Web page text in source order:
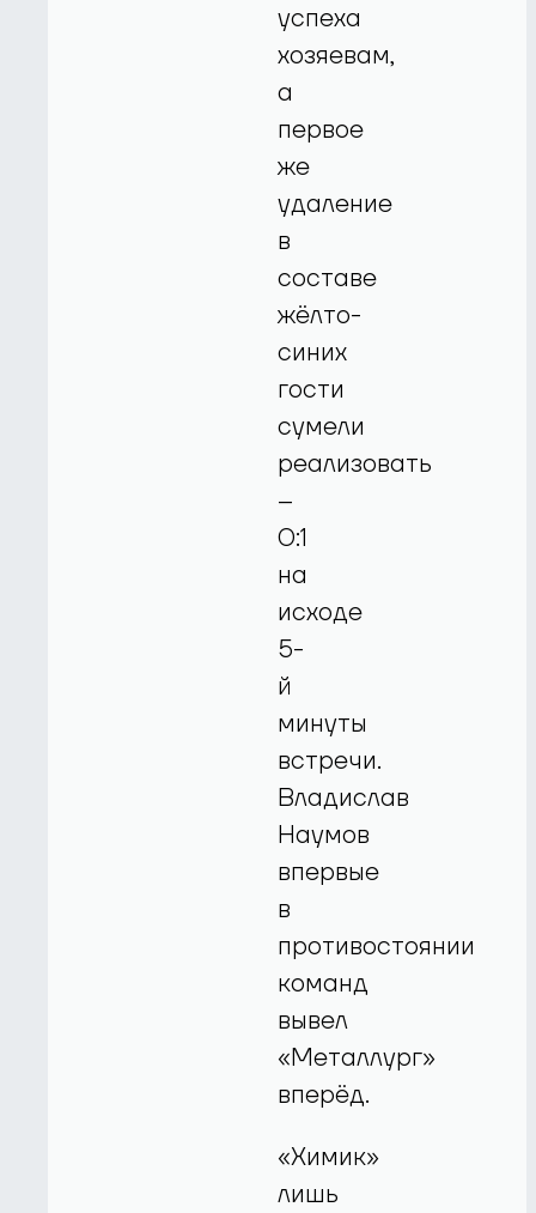
успеха
хозяевам,
а
первое
же
удаление
в
составе
жёлто-
синих
гости
сумели
реализовать
–
0:1
на
исходе
5-
й
минуты
встречи.
Владислав
Наумов
впервые
в
противостоянии
команд
вывел
«Металлург»
вперёд.
«Химик»
лишь